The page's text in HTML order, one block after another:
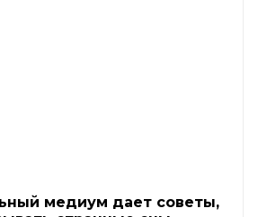
медиум дает советы,